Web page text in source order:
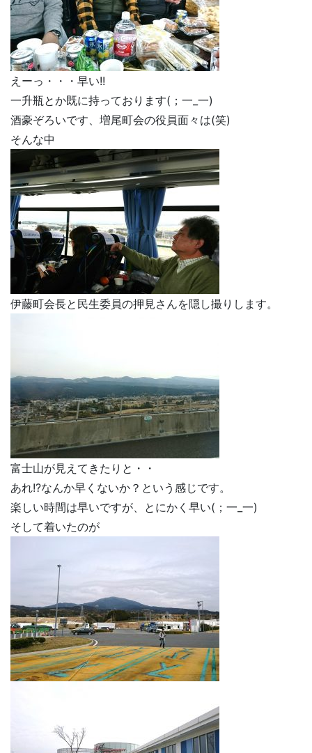
えーっ・・・早い!!
一升瓶とか既に持っております(；一_一)
酒豪ぞろいです、増尾町会の役員面々は(笑)
そんな中
伊藤町会長と民生委員の押見さんを隠し撮りします。
富士山が見えてきたりと・・
あれ!?なんか早くないか？という感じです。
楽しい時間は早いですが、とにかく早い(；一_一)
そして着いたのが